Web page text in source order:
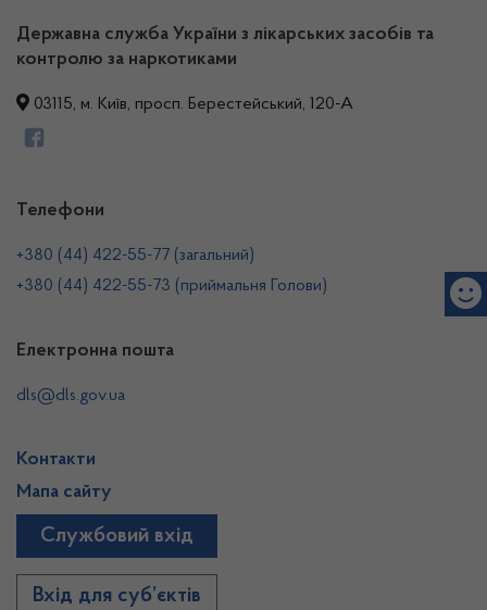
Державна служба України з лікарських засобів та
контролю за наркотиками
03115, м. Київ, просп. Берестейський, 120-А
Телефони
+380 (44) 422-55-77 (загальний)
+380 (44) 422-55-73 (приймальня Голови)
Електронна пошта
dls@dls.gov.ua
Контакти
Мапа сайту
Службовий вхід
Вхід для суб’єктів